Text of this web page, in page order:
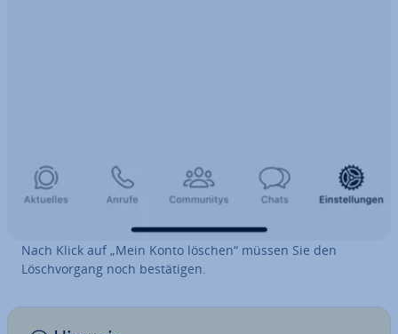
Nach Klick auf „Mein Konto löschen“ müssen Sie den
Lösch­vor­gang noch be­stä­ti­gen.